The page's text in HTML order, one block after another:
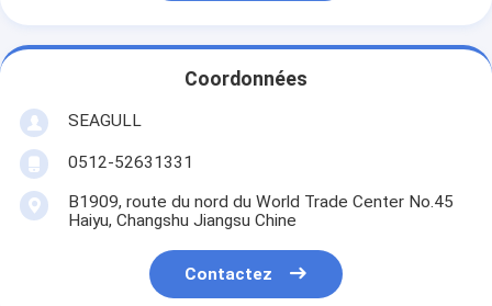
Coordonnées
SEAGULL
0512-52631331
B1909, route du nord du World Trade Center No.45
Haiyu, Changshu Jiangsu Chine
Contactez